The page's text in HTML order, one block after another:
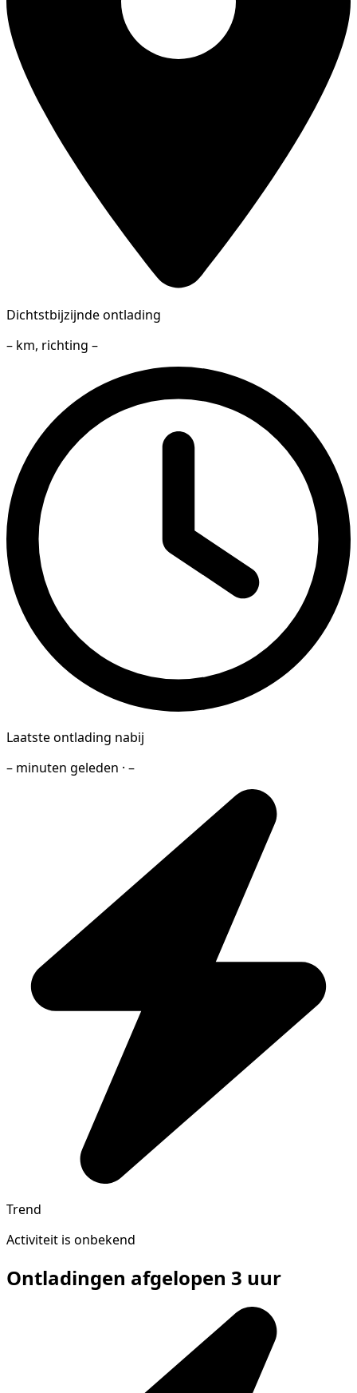
Dichtstbijzijnde ontlading
– km, richting –
Laatste ontlading nabij
– minuten geleden · –
Trend
Activiteit is onbekend
Ontladingen afgelopen 3 uur